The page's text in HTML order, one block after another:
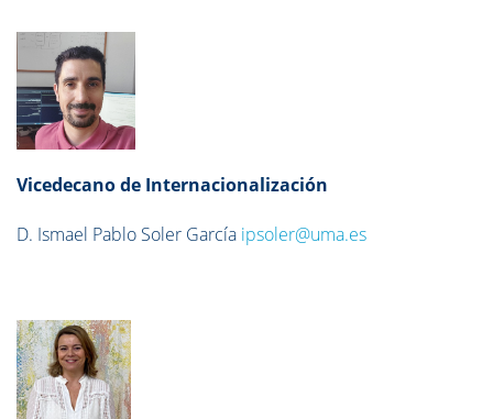
Vicedecano de Internacionalización
D. Ismael Pablo Soler García ipsoler@uma.es